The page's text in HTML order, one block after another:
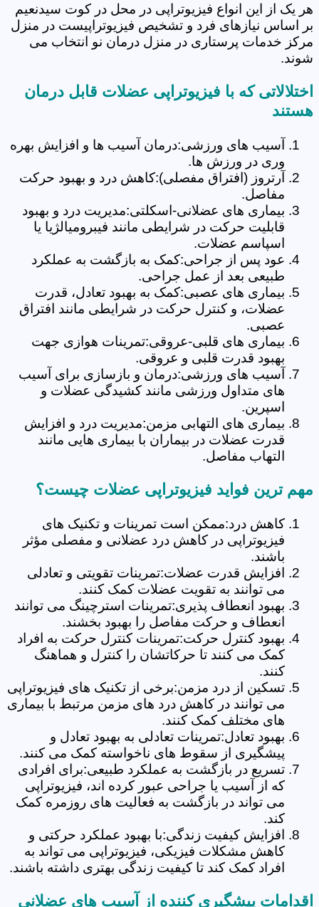
هر یک از این انواع فیزیوتراپی در محل در کوت سیدنعیم
بر اساس نیازهای فرد و تشخیص فیزیوتراپیست در منزل
مرکز خدمات پرستاری در منزل درمان نو انتخاب می
شوند.
اختلالاتی که با فیزیوتراپی عضلات قابل درمان
هستند
آسیب های ورزشی:درمان آسیب ها و افزایش بهره
وری در ورزش ها.
آرتروز (افتراق مفصلی):کاهش درد و بهبود حرکت
مفاصل.
بیماری های عضلانی-اسکلتی:مدیریت درد و بهبود
قابلیت حرکت در شرایطی مانند فیبرومیالژیا یا
اسپاسم عضلات.
عود پس از جراحی:کمک به بازگشت به عملکرد
طبیعی بعد از عمل جراحی.
بیماری های عصبی:کمک به بهبود تعادل، قدرت
عضلات، و کنترل حرکت در شرایطی مانند افتراق
عصبی.
بیماری های قلبی-عروقی:تمرینات هوازی جهت
بهبود قدرت قلبی و عروقی.
آسیب های ورزشی:درمان و بازسازی برای آسیب
های متداول ورزشی مانند کشیدگی عضلات و
اسپرین.
بیماری های التهابی مزمن:مدیریت درد و افزایش
قدرت عضلات در بیماران با بیماری هایی مانند
التهاب مفاصل.
مهم ترین فواید فیزیوتراپی عضلات چیست؟
کاهش درد:ممکن است تمرینات و تکنیک های
فیزیوتراپی در کاهش درد عضلانی و مفصلی مؤثر
باشند.
افزایش قدرت عضلات:تمرینات تقویتی و تعادلی
می توانند به تقویت عضلات کمک کنند.
بهبود انعطاف پذیری:تمرینات استرچینگ می توانند
انعطاف و حرکت مفاصل را بهبود بخشند.
بهبود کنترل حرکت:تمرینات کنترل حرکت به افراد
کمک می کنند تا حرکاتشان را کنترل و هماهنگ
کنند.
تسکین از درد مزمن:برخی از تکنیک های فیزیوتراپی
می توانند در کاهش درد های مزمن مرتبط با بیماری
های مختلف کمک کنند.
بهبود تعادل:تمرینات تعادلی به بهبود تعادل و
پیشگیری از سقوط های ناخواسته کمک می کنند.
تسریع در بازگشت به عملکرد طبیعی:برای افرادی
که از آسیب یا جراحی عبور کرده اند، فیزیوتراپی
می تواند در بازگشت به فعالیت های روزمره کمک
کند.
افزایش کیفیت زندگی:با بهبود عملکرد حرکتی و
کاهش مشکلات فیزیکی، فیزیوتراپی می تواند به
افراد کمک کند تا کیفیت زندگی بهتری داشته باشند.
اقدامات پیشگیری کننده از آسیب های عضلانی